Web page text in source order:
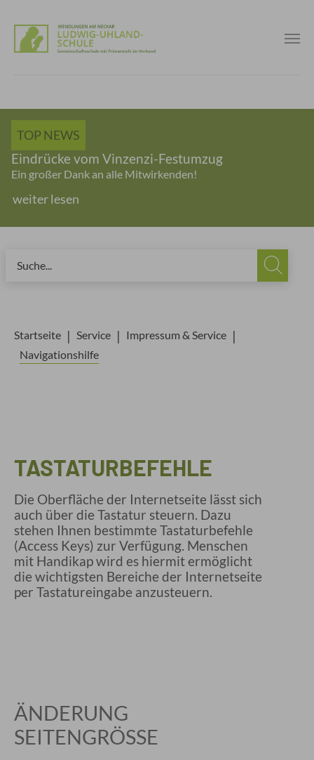
TOP NEWS
Eindrücke vom Vinzenzi-Festumzug
Ein großer Dank an alle Mitwirkenden!
weiter lesen
Startseite
Service
Impressum & Service
Navigationshilfe
TASTATURBEFEHLE
Die Oberfläche der Internetseite lässt sich
auch über die Tastatur steuern. Dazu
stehen Ihnen bestimmte Tastaturbefehle
(Access Keys) zur Verfügung. Menschen
mit Handikap wird es hiermit ermöglicht
die wichtigsten Bereiche der Internetseite
per Tastatureingabe anzusteuern.
ÄNDERUNG
SEITENGRÖSSE